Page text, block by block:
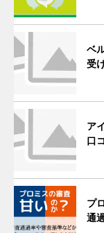
ベ
受
ア
口
プ
通